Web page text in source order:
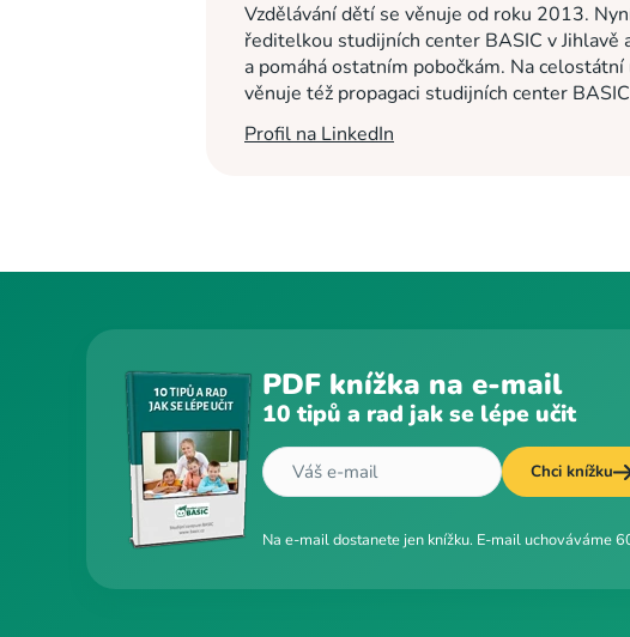
Vzdělávání dětí se věnuje od roku 2013.
ředitelkou studijních center BASIC v Jihlavě
a pomáhá ostatním pobočkám. Na celostátní
věnuje též propagaci studijních center
Profil na LinkedIn
PDF knížka na e-mail
10 tipů a rad jak se lépe učit
Chci knížku
Na e-mail dostanete jen knížku. E-mail uchováváme